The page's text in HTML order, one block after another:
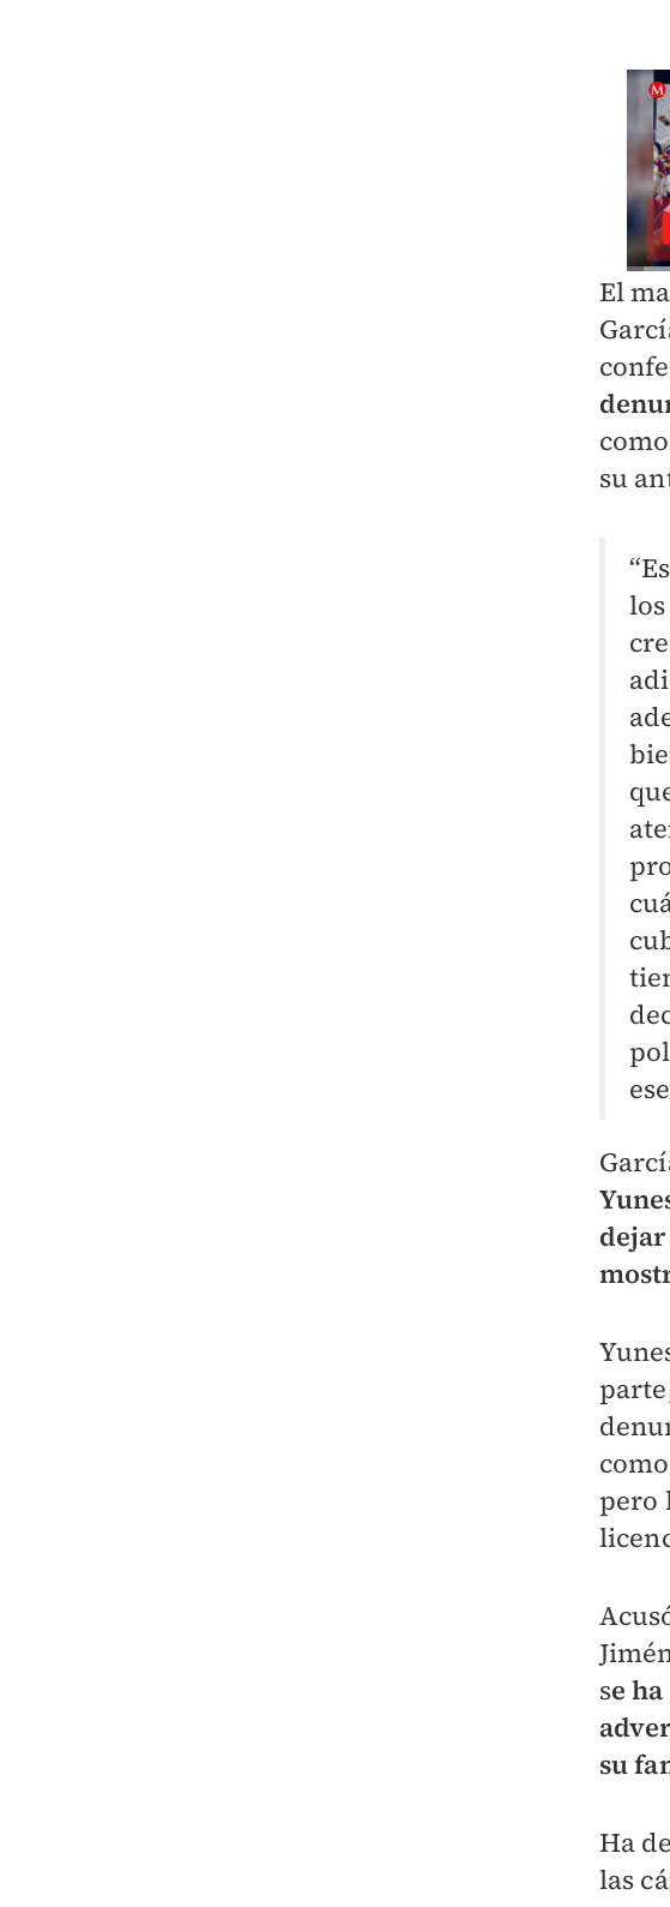
El
su
pero
se
su
Ha
las